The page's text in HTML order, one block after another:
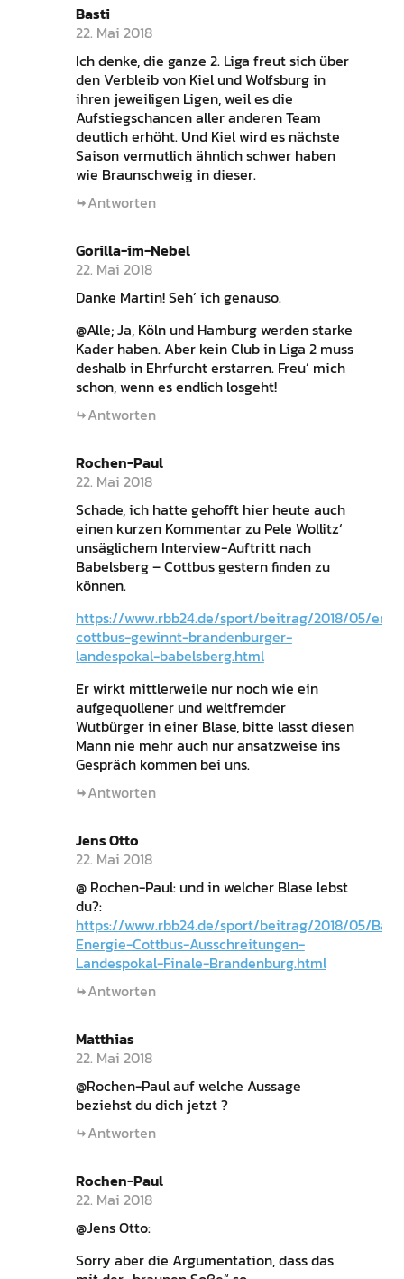
Basti
22. Mai 2018
Ich denke, die ganze 2. Liga freut sich über
den Verbleib von Kiel und Wolfsburg in
ihren jeweiligen Ligen, weil es die
Aufstiegschancen aller anderen Team
deutlich erhöht. Und Kiel wird es nächste
Saison vermutlich ähnlich schwer haben
wie Braunschweig in dieser.
Antworten
Gorilla-im-Nebel
22. Mai 2018
Danke Martin! Seh’ ich genauso.
@Alle; Ja, Köln und Hamburg werden starke
Kader haben. Aber kein Club in Liga 2 muss
deshalb in Ehrfurcht erstarren. Freu’ mich
schon, wenn es endlich losgeht!
Antworten
Rochen-Paul
22. Mai 2018
Schade, ich hatte gehofft hier heute auch
einen kurzen Kommentar zu Pele Wollitz‘
unsäglichem Interview-Auftritt nach
Babelsberg – Cottbus gestern finden zu
können.
https://www.rbb24.de/sport/beitrag/2018/05/
cottbus-gewinnt-brandenburger-
landespokal-babelsberg.html
Er wirkt mittlerweile nur noch wie ein
aufgequollener und weltfremder
Wutbürger in einer Blase, bitte lasst diesen
Mann nie mehr auch nur ansatzweise ins
Gespräch kommen bei uns.
Antworten
Jens Otto
22. Mai 2018
@ Rochen-Paul: und in welcher Blase lebst
du?:
https://www.rbb24.de/sport/beitrag/2018/05/
Energie-Cottbus-Ausschreitungen-
Landespokal-Finale-Brandenburg.html
Antworten
Matthias
22. Mai 2018
@Rochen-Paul auf welche Aussage
beziehst du dich jetzt ?
Antworten
Rochen-Paul
22. Mai 2018
@Jens Otto:
Sorry aber die Argumentation, dass das